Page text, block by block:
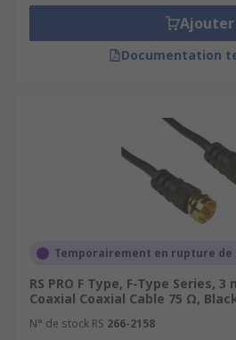
Ajouter
Documentation
Temporairement en rupture de
RS PRO F Type, F-Type Series, 3
Coaxial Coaxial Cable 75 Ω,
N° de stock RS 266-2158